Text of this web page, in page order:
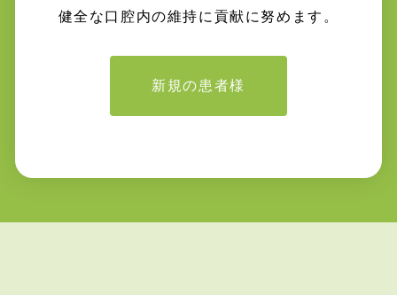
健全な口腔内の維持に 貢献に努めます。
新規の患者様